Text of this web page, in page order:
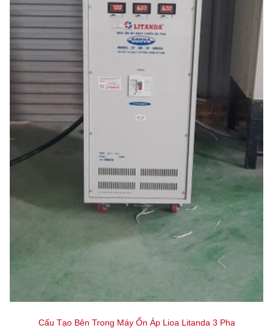
Cấu Tạo Bên Trong Máy Ổn Áp Lioa Litanda 3 Pha